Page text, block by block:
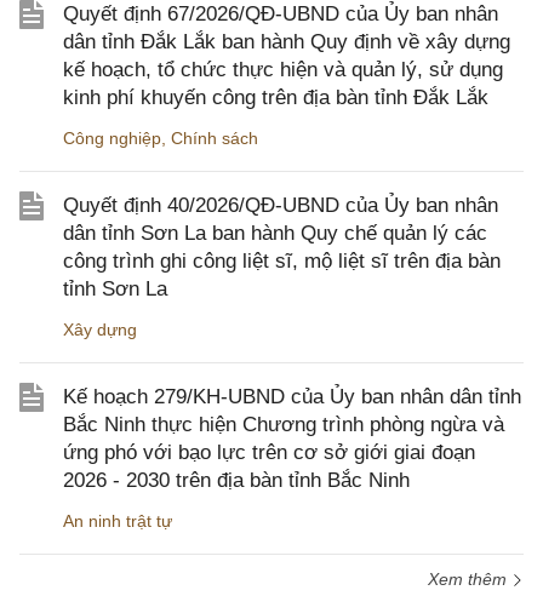
Quyết định 67/2026/QĐ-UBND của Ủy ban nhân
dân tỉnh Đắk Lắk ban hành Quy định về xây dựng
kế hoạch, tổ chức thực hiện và quản lý, sử dụng
kinh phí khuyến công trên địa bàn tỉnh Đắk Lắk
Công nghiệp Chính sách
Quyết định 40/2026/QĐ-UBND của Ủy ban nhân
dân tỉnh Sơn La ban hành Quy chế quản lý các
công trình ghi công liệt sĩ, mộ liệt sĩ trên địa bàn
tỉnh Sơn La
Xây dựng
Kế hoạch 279/KH-UBND của Ủy ban nhân dân tỉnh
Bắc Ninh thực hiện Chương trình phòng ngừa và
ứng phó với bạo lực trên cơ sở giới giai đoạn
2026 - 2030 trên địa bàn tỉnh Bắc Ninh
An ninh trật tự
Xem thêm